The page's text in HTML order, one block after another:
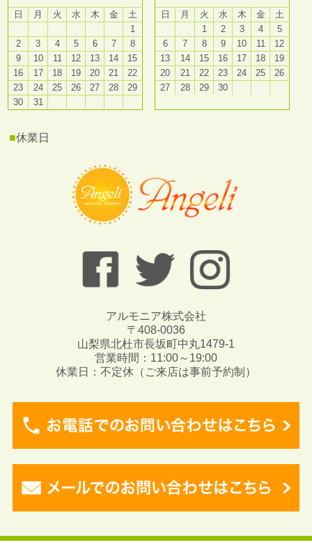
日
月 火 水 木 金
土
1
2
3 4 5 6 7
8
9
10 11 12 13 14
15
16
17 18 19 20 21
22
23
24 25 26 27 28
29
30
31
日
月 火 水 木 金
土
1
2 3 4
5
6
7 8 9 10 11
12
13
14 15 16 17 18
19
20
21 22 23 24 25
26
27
28 29 30
■休業日
アルモニア株式会社
〒408-0036
山梨県北杜市長坂町中丸1479-1
営業時間：11:00～19:00
休業日：不定休（ご来店は事前予約制）